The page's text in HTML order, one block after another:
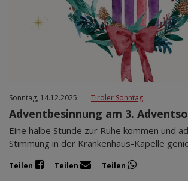
Sonntag, 14.12.2025 | Tiroler Sonntag
Adventbesinnung am 3.
Eine halbe Stunde zur Ruhe kommen und
Stimmung in der Krankenhaus-Kapelle
Teilen Teilen Teilen